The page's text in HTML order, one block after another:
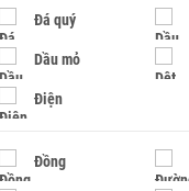
Đá quý
Dầu mỏ
Điện
Đồng